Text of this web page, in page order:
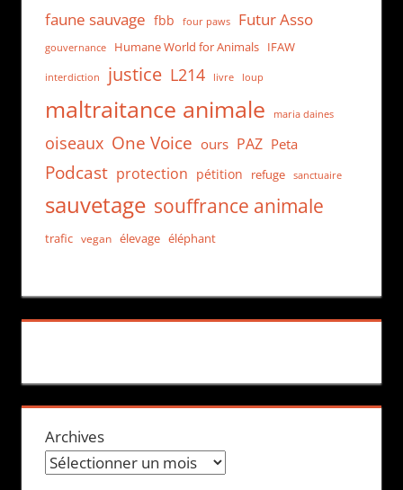
faune sauvage fbb four paws Futur Asso
gouvernance Humane World for Animals IFAW
interdiction justice L214 livre loup
maltraitance animale maria daines
oiseaux One Voice ours PAZ Peta
Podcast protection pétition refuge sanctuaire
sauvetage souffrance animale
trafic vegan élevage éléphant
Archives